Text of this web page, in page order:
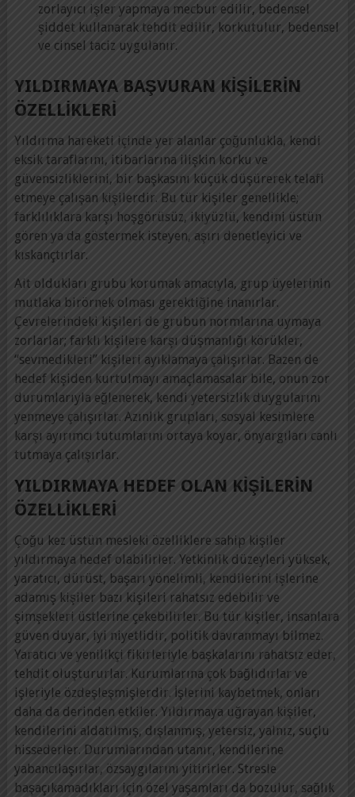
zorlayıcı işler yapmaya mecbur edilir, bedensel
şiddet kullanarak tehdit edilir, korkutulur, bedensel
ve cinsel taciz uygulanır.
YILDIRMAYA BAŞVURAN KIŞILERIN
ÖZELLIKLERI
Yıldırma hareketi içinde yer alanlar çoğunlukla, kendi
eksik taraflarını, itibarlarına ilişkin korku ve
güvensizliklerini, bir başkasını küçük düşürerek telafi
etmeye çalışan kişilerdir. Bu tür kişiler genellikle;
farklılıklara karşı hoşgörüsüz, ikiyüzlü, kendini üstün
gören ya da göstermek isteyen, aşırı denetleyici ve
kıskançtırlar.
Ait oldukları grubu korumak amacıyla, grup üyelerinin
mutlaka birörnek olması gerektiğine inanırlar.
Çevrelerindeki kişileri de grubun normlarına uymaya
zorlarlar; farklı kişilere karşı düşmanlığı körükler,
“sevmedikleri” kişileri ayıklamaya çalışırlar. Bazen de
hedef kişiden kurtulmayı amaçlamasalar bile, onun zor
durumlarıyla eğlenerek, kendi yetersizlik duygularını
yenmeye çalışırlar. Azınlık grupları, sosyal kesimlere
karşı ayırımcı tutumlarını ortaya koyar, önyargıları canlı
tutmaya çalışırlar.
YILDIRMAYA HEDEF OLAN KIŞILERIN
ÖZELLIKLERI
Çoğu kez üstün mesleki özelliklere sahip kişiler
yıldırmaya hedef olabilirler. Yetkinlik düzeyleri yüksek,
yaratıcı, dürüst, başarı yönelimli, kendilerini işlerine
adamış kişiler bazı kişileri rahatsız edebilir ve
şimşekleri üstlerine çekebilirler. Bu tür kişiler, insanlara
güven duyar, iyi niyetlidir, politik davranmayı bilmez.
Yaratıcı ve yenilikçi fikirleriyle başkalarını rahatsız eder,
tehdit oluştururlar. Kurumlarına çok bağlıdırlar ve
işleriyle özdeşleşmişlerdir. İşlerini kaybetmek, onları
daha da derinden etkiler. Yıldırmaya uğrayan kişiler,
kendilerini aldatılmış, dışlanmış, yetersiz, yalnız, suçlu
hissederler. Durumlarından utanır, kendilerine
yabancılaşırlar, özsaygılarını yitirirler. Stresle
başaçıkamadıkları için özel yaşamları da bozulur, sağlık